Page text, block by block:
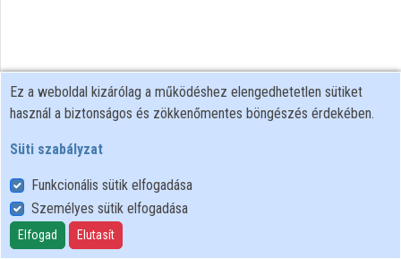
Felhasználói szabályzat
Adatkezelési tájékoztató
Süti szabályzat
Ez a weboldal kizárólag a működéshez elengedhetetlen sütiket
használ a biztonságos és zökkenőmentes böngészés érdekében.
Süti szabályzat
Funkcionális sütik elfogadása
Személyes sütik elfogadása
Elfogad Elutasít